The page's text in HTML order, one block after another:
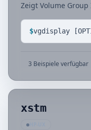
Zeigt Volume Group
$vgdisplay
3 Beispiele verfügbar
xstm